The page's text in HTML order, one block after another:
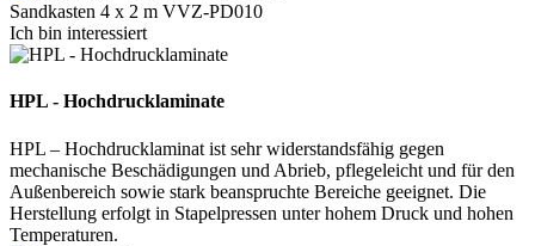
Sandkasten 4 x 2 m VVZ-PD010
Ich bin interessiert
HPL - Hochdrucklaminate
HPL – Hochdrucklaminat ist sehr widerstandsfähig gegen
mechanische Beschädigungen und Abrieb, pflegeleicht und für den
Außenbereich sowie stark beanspruchte Bereiche geeignet. Die
Herstellung erfolgt in Stapelpressen unter hohem Druck und hohen
Temperaturen.